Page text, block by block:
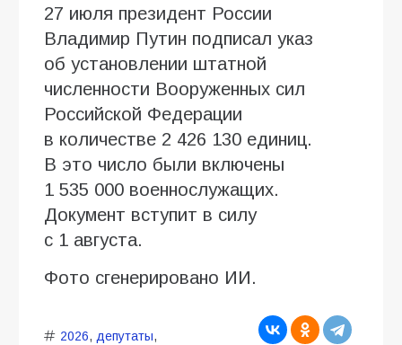
27 июля президент России
Владимир Путин подписал указ
об установлении штатной
численности Вооруженных сил
Российской Федерации
в количестве 2 426 130 единиц.
В это число были включены
1 535 000 военнослужащих.
Документ вступит в силу
с 1 августа.
Фото сгенерировано ИИ.
2026, депутаты,